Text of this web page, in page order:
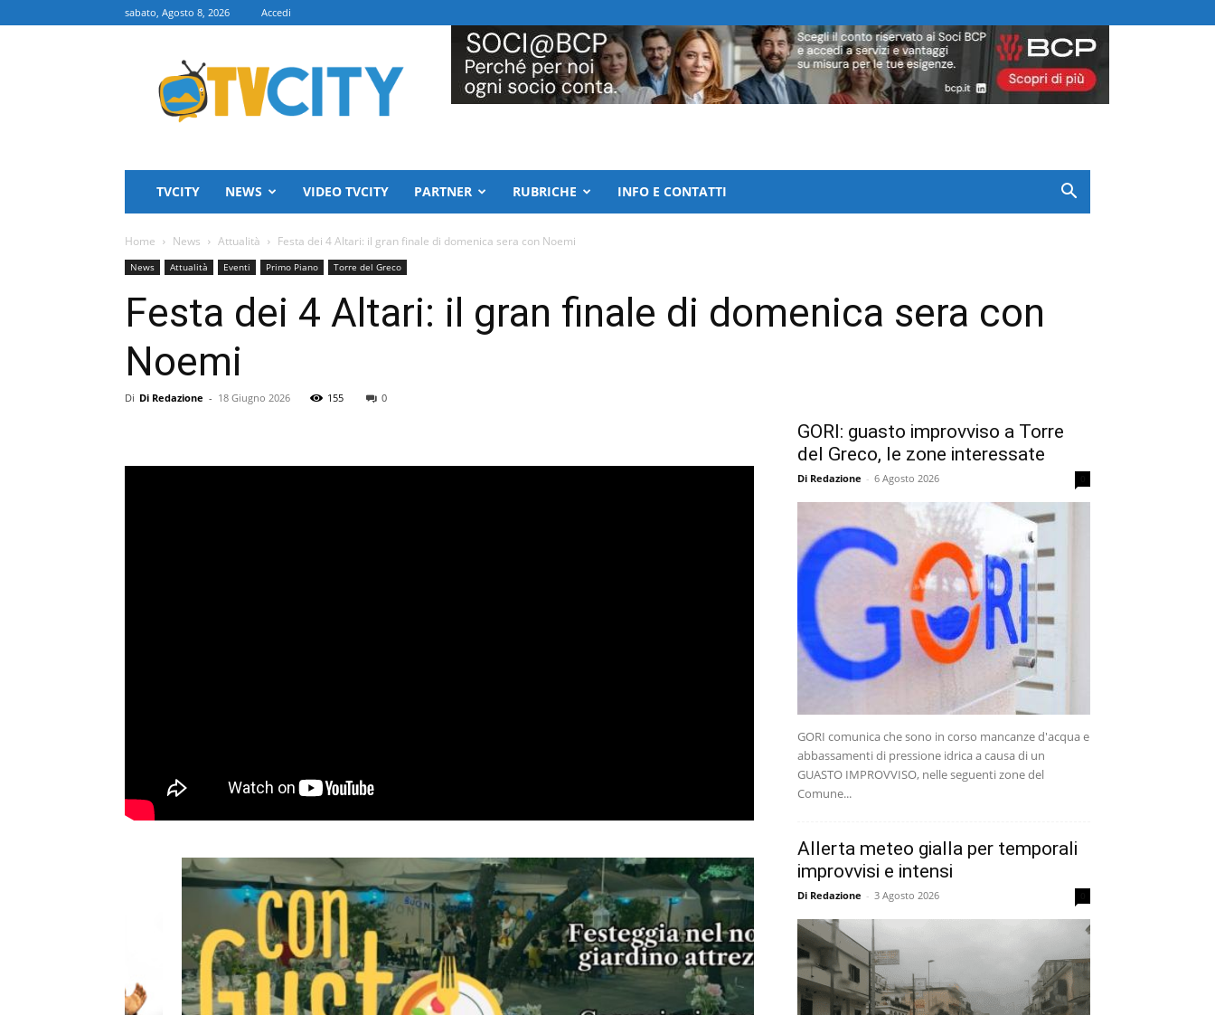
sabato, Agosto 8, 2026 Accedi
TVCITY
TVCITY NEWS VIDEO TVCITY PARTNER RUBRICHE INFO E CONTATTI
Home News Attualità Festa dei 4 Altari: il gran finale di domenica sera con Noemi
News Attualità Eventi Primo Piano Torre del Greco
Festa dei 4 Altari: il gran finale di domenica sera con
Noemi
Di Di Redazione - 18 Giugno 2026 155 0
GORI: guasto improvviso a Torre
del Greco, le zone interessate
Di Redazione - 6 Agosto 2026
GORI comunica che sono in corso mancanze d'acqua e
abbassamenti di pressione idrica a causa di un
GUASTO IMPROVVISO, nelle seguenti zone del
Comune...
Allerta meteo gialla per temporali
improvvisi e intensi
Di Redazione - 3 Agosto 2026